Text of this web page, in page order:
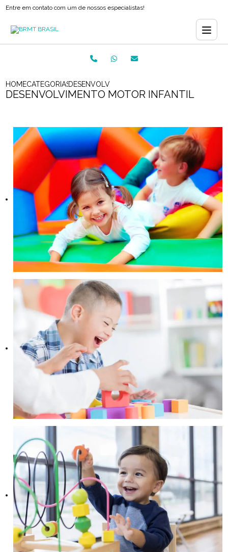
Entre em contato com um de nossos especialistas!
HOMECATEGORIASDESENVOLVIMENTO MOTOR INFANTIL
DESENVOLVIMENTO MOTOR INFANTIL